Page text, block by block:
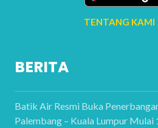
TENTANG KAMI
BERITA
Batik Air Resmi Buka
Palembang – Kuala Lumpur Mulai